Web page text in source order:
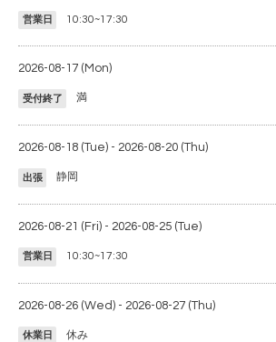
営業日 10:30~17:30
2026-08-17 (Mon)
受付終了 満
2026-08-18 (Tue) - 2026-08-20 (Thu)
出張 静岡
2026-08-21 (Fri) - 2026-08-25 (Tue)
営業日 10:30~17:30
2026-08-26 (Wed) - 2026-08-27 (Thu)
休業日 休み